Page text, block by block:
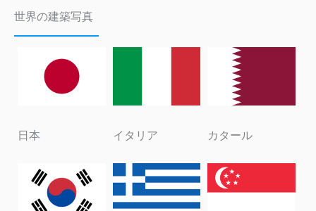
世界の建築写真
日本 イタリア カタール